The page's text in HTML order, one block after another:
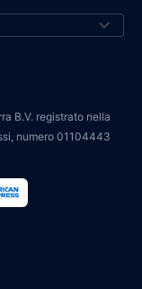
B.V. registrato nella
numero 01104443